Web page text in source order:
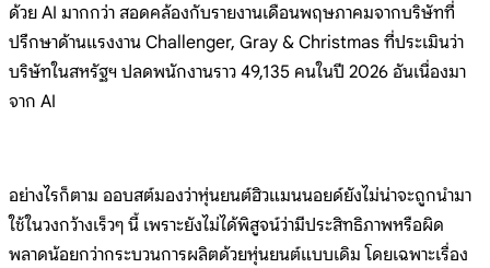
ด้วย AI มากกว่า สอดคล้องกับรายงานเดือนพฤษภาคมจากบริษัทที่
ปรึกษาด้านแรงงาน Challenger, Gray & Christmas ที่ประเมินว่า
บริษัทในสหรัฐฯ ปลดพนักงานราว 49,135 คนในปี 2026 อันเนื่องมา
จาก AI
อย่างไรก็ตาม ออบสต์มองว่าหุ่นยนต์ฮิวแมนนอยด์ยังไม่น่าจะถูกนำมา
ใช้ในวงกว้างเร็วๆ นี้ เพราะยังไม่ได้พิสูจน์ว่ามีประสิทธิภาพหรือผิด
พลาดน้อยกว่ากระบวนการผลิตด้วยหุ่นยนต์แบบเดิม โดยเฉพาะเรื่อง